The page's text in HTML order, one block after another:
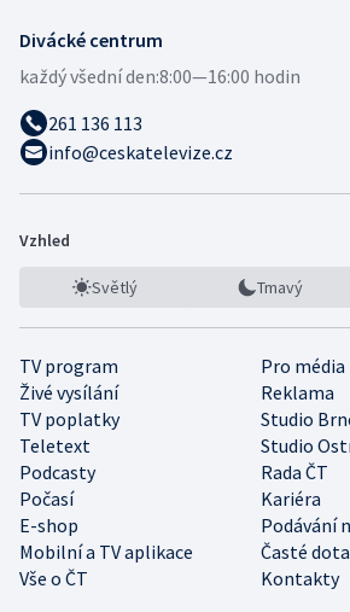
Divácké centrum
každý všední den:8:00—16:00 hodin
261 136 113
info@ceskatelevize.cz
Vzhled
Světlý Tmavý
TV program
Pro média
Živé vysílání
Reklama
TV poplatky
Studio
Teletext
Studio
Podcasty
Rada ČT
Počasí
Kariéra
E-shop
Podávání
Mobilní a TV aplikace
Časté
Vše o ČT
Kontakty